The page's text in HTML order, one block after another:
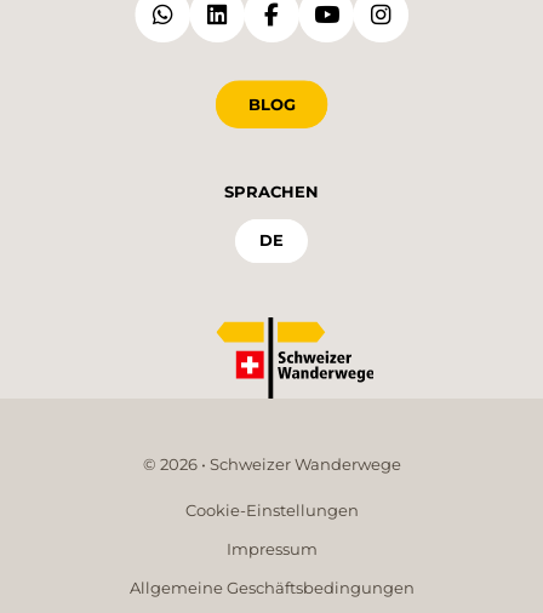
BLOG
SPRACHEN
DE
© 2026 • Schweizer Wanderwege
Cookie-Einstellungen
Impressum
Allgemeine Geschäftsbedingungen